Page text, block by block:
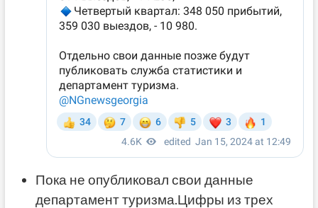
Пока не опубликовал свои данные
департамент туризма.Цифры из трех